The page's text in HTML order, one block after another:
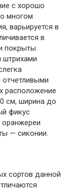
с хорошо
многом
варьируется в
в
покрыты
штрихами
расположение
см, ширина до
фикус
оранжереи
— сиконии.
сортов данной